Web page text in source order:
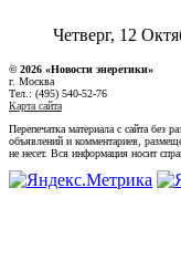
Четверг, 12
© 2026 «Новости энеретики»
г. Москва
Тел.: (495) 540-52-76
Карта сайта
Перепечатка материала с сайта без
объявлений и комментариев,
не несет. Вся информация носит